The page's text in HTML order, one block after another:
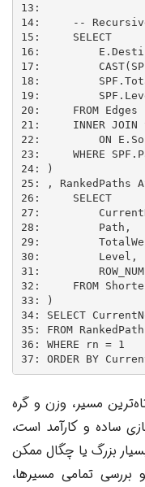
13:
14:     -- Recursive
15:     SELECT
16:
17:
18:
19:
20:     FROM Edges
21:     INNER JOIN
22:         ON
23:     WHERE
24: )
25: , RankedPaths
26:     SELECT
27:
28:         Path,
29:
30:         Level,
31:
32:     FROM
33: )
34: SELECT
35: FROM
36: WHERE rn = 1
مسیر، وزن و گره
ساده و کارآمد است،
بزرگ یا چگال ممکن
است به دلیل ماهیت بازگشتی CTE و بررسی تمامی مسیرها،